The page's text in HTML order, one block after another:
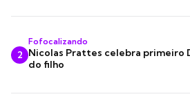
2
Fofocalizando
Nicolas Prattes celebra primeiro
do filho